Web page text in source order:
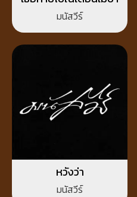
มนัสวีร์
หวังว่า
มนัสวีร์